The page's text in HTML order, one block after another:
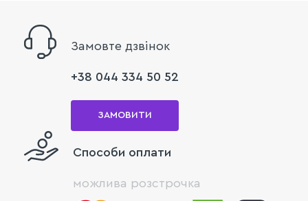
Замовте дзвінок
+38 044 334 50 52
ЗАМОВИТИ
Способи оплати
можлива розстрочка